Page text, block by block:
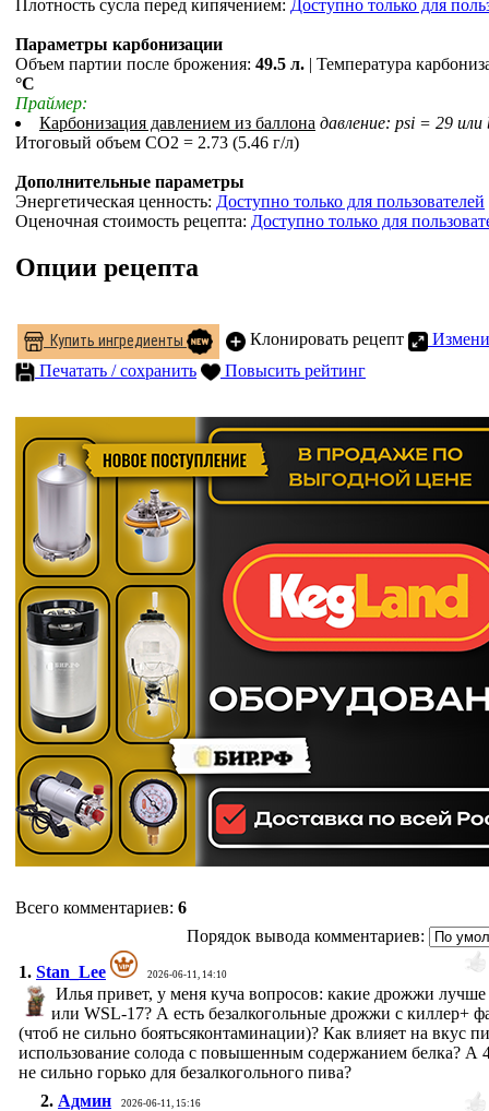
Плотность сусла перед кипячением: Доступно только для
Параметры карбонизации
Объем партии после брожения: 49.5 л. | Температура
°С
Праймер:
Карбонизация давлением из баллона давление: psi = 29
Итоговый объем СO2 = 2.73 (5.46 г/л)
Дополнительные параметры
Энергетическая ценность: Доступно только для пользователей
Оценочная стоимость рецепта: Доступно только для
Опции рецепта
Купить ингредиенты Клонировать рецепт
Печатать / сохранить
Повысить рейтинг
Всего комментариев: 6
Порядок вывода комментариев:
1. Stan_Lee 2026-06-11, 14:10
Илья привет, у меня куча вопросов: какие дрожжи
или WSL-17? А есть безалкогольные дрожжи с киллер+
(чтоб не сильно боятьсяконтаминации)? Как влияет на вкус
использование солода с повышенным содержанием белка? А
не сильно горько для безалкогольного пива?
2. Админ 2026-06-11, 15:16